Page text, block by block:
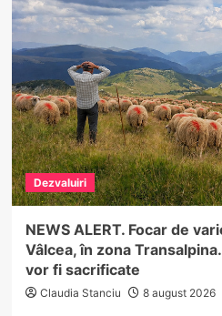
Dezvaluiri
NEWS ALERT. Focar de
Vâlcea, în zona
vor fi sacrificate
Claudia Stanciu 8 august 2026